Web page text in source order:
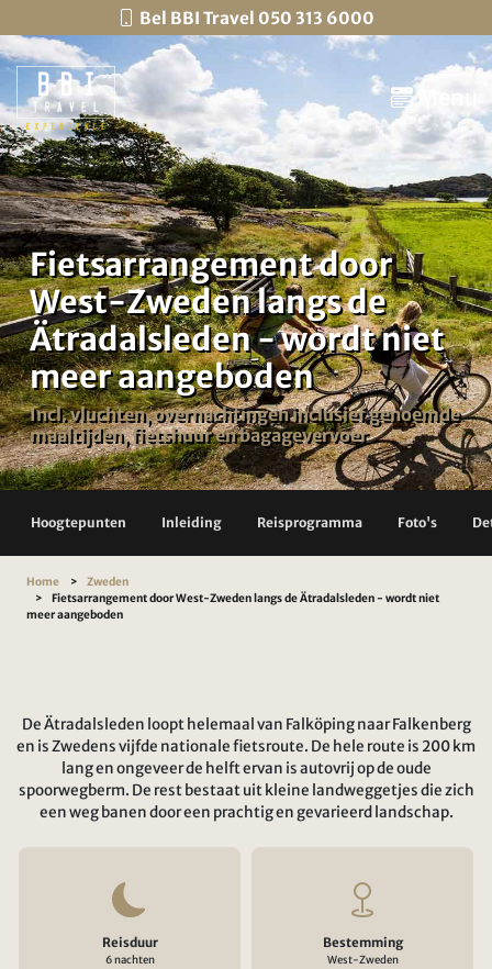
Bel BBI Travel 050 313 6000
Menu
Fietsarrangement door
West-Zweden langs de
Ätradalsleden - wordt niet
meer aangeboden
Incl. vluchten, overnachtingen inclusief genoemde
maaltijden, fietshuur en bagagevervoer
Hoogtepunten Inleiding Reisprogramma Foto's
Home
Zweden
Fietsarrangement door West-Zweden langs de Ätradalsleden - wordt niet
meer aangeboden
De Ätradalsleden loopt helemaal van Falköping naar Falkenberg
en is Zwedens vijfde nationale fietsroute. De hele route is 200 km
lang en ongeveer de helft ervan is autovrij op de oude
spoorwegberm. De rest bestaat uit kleine landweggetjes die zich
een weg banen door een prachtig en gevarieerd landschap.
Reisduur
6 nachten
Bestemming
West-Zweden